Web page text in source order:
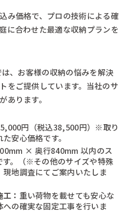
み価格で、プロの技術による確
に合わせた最適な収納プランを
、お客様の収納の悩みを解決
をご提供しています。当社のサ
あります。
円（税込38,500円）※取り
安心価格です。
× 奥行840mm 以内のス
す。（※その他のサイズや特殊
地調査にてご案内いたしま
： 重い荷物を載せても安心な
の確実な固定工事を行いま